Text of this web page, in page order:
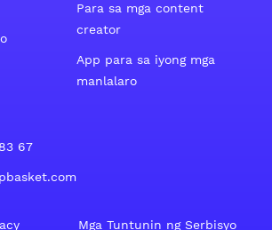
Para sa mga content
creator
App para sa iyong mga
manlalaro
67
Mga Tuntunin ng Serbisyo